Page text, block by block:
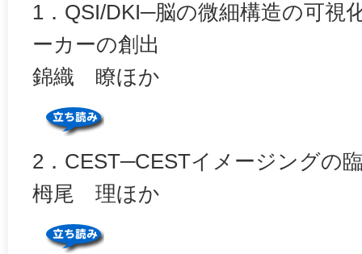
1．QSI/DKI─脳の微細構造の可視
ーカーの創出
錦織 瞭ほか
2．CEST─CESTイメージングの
栂尾 理ほか